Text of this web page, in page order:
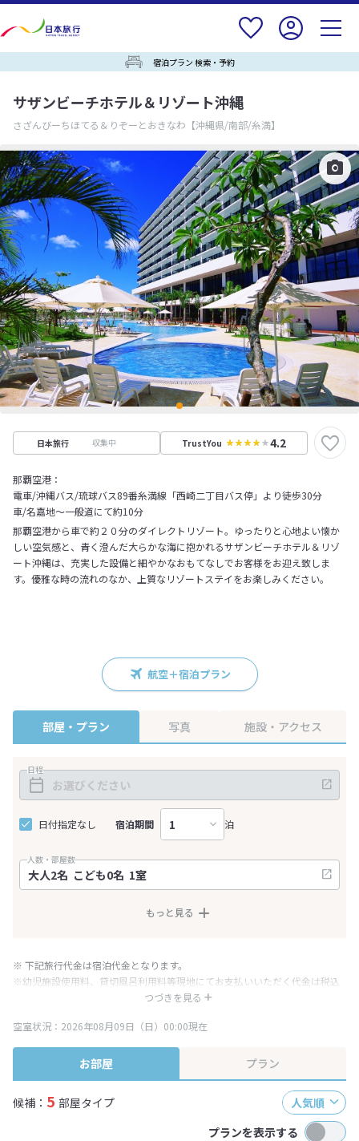
宿泊プラン 検索・予約
サザンビーチホテル＆リゾート沖縄
さざんびーちほてる＆りぞーとおきなわ 【沖縄県/南部/糸満】
日本旅行 収集中 TrustYou 4.2
那覇空港：
電車/沖縄バス/琉球バス89番糸満線「西崎二丁目バス停」より徒歩30分
車/名嘉地～一般道にて約10分
那覇空港から車で約２０分のダイレクトリゾート。ゆったりと心地よい懐か
しい空気感と、青く澄んだ大らかな海に抱かれるサザンビーチホテル＆リゾ
ート沖縄は、充実した設備と細やかなおもてなしでお客様をお迎え致しま
す。優雅な時の流れのなか、上質なリゾートステイをお楽しみください。
航空＋宿泊プラン
部屋・プラン 写真 施設・アクセス
日程
日付指定なし 宿泊期間 泊
人数・部屋数
もっと見る
つづきを見る
※ 下記旅行代金は宿泊代金となります。
※幼児施設使用料、貸切風呂利用料等現地にてお支払いいただく代金は税込
み表記となりますが、消費税増税に伴い代金が一部変更となる場合がござい
※表示されている旅行代金・プラン内容は一定時間ごとに更新されます。最
終確認画面でご確認ください。
空室状況：2026年08月09日（日）00:00現在
お部屋 プラン
候補： 5 部屋タイプ
人気順
プランを表示する